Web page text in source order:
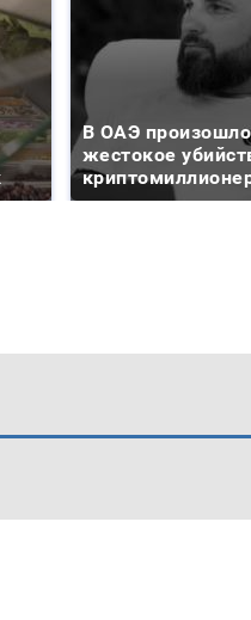
В ОАЭ произошло
жестокое